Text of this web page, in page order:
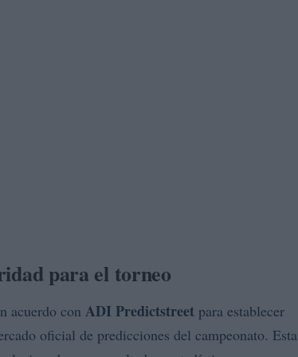
para el torneo
acuerdo con ADI Predictstreet para establecer
oficial de predicciones del campeonato. Esta